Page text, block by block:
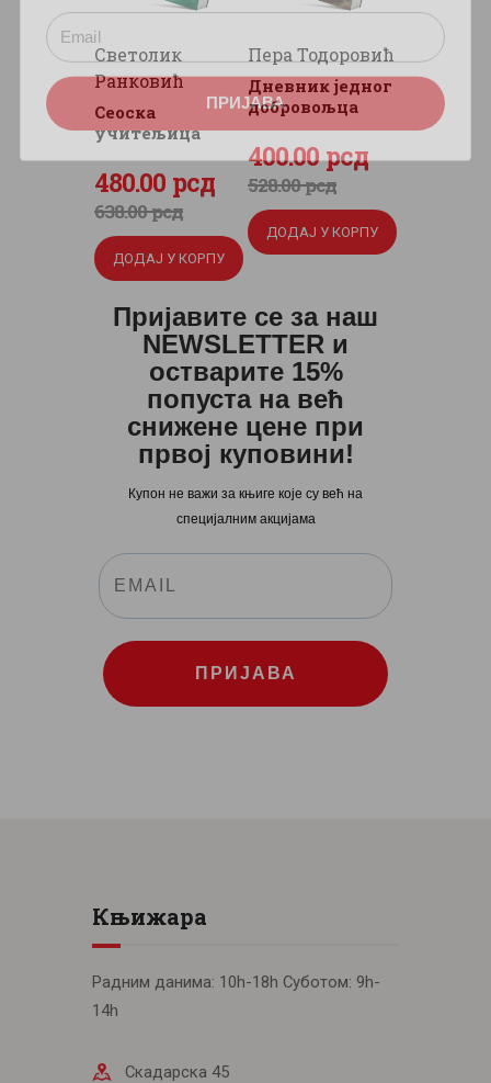
Светолик
Ранковић
Сеоска
учитељица
638.00рсд
Оригинална
цена
је
била:
638.
480.00 рсд
Тренутна
цена
је:
480.
ДОДАЈ У КОРПУ
Пера Тодоровић
Дневник једног
добровољца
528.00рсд
Оригинална
цена
је
била:
0
0
рсд.
400.00рсд
Тренутна
цена
је:
400.
0
рсд.
ДОДАЈ У КОРПУ
Пријавите се за наш
NEWSLETTER и
остварите 15%
попуста на већ
снижене цене при
првој куповини!
Купон не важи за књиге које су већ на
специјалним акцијама
ПРИЈАВА
Књижара
Радним данима: 10h-18h Суботом: 9h-
14h
Скадарска 45
ПРИЈАВА